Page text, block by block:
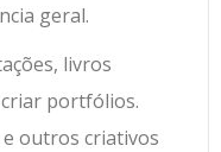
geral.
livros
portfólios.
outros criativos